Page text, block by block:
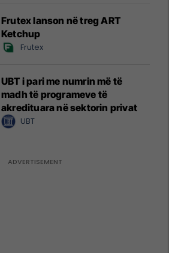
Frutex lanson në treg ART
Ketchup
Frutex
UBT i pari me numrin më të
madh të programeve të
akredituara në sektorin privat
UBT